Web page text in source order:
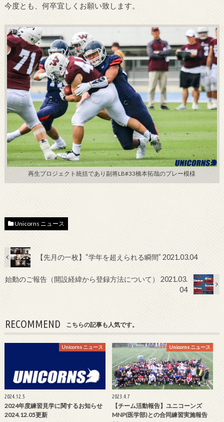
今度とも、何卒宜しくお願い致します。
再生プロジェクト統括であり副将LB#33橋本拓哉のプレー模様
Unicorns ニュース
【先月の一枚】“学年を超えられる瞬間” 2021.03.04
始動のご報告（開設経緯から登録方法について） 2021.03.
04
RECOMMEND こちらの記事も人気です。
Unicorns ニュース
2024.12.5
2024年度練習見学に関するお知らせ
2024.12.05更新
Unicorns ニュース
2023.4.7
【チーム活動報告】ユニコーンズ
MNP(医学部)との合同練習実施報告